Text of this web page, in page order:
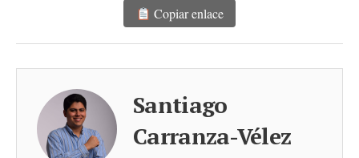
Copiar enlace
Santiago
Carranza-Vélez